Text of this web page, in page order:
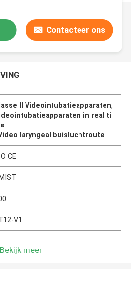
Contacteer ons
II Videointubatieapparaten,
in real ti
laryngeal buisluchtroute
CE
V1
Bekijk meer